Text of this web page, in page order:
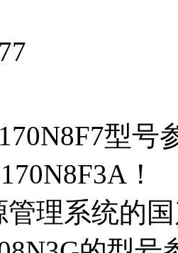
型
！
管理系统的